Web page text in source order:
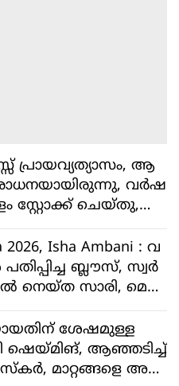
പ്രായവ്യത്യാസം, ആ
വർഷ
സ്റ്റോക്ക് ചെയ്തു,
മിലിന്ദ്
പ്രണയത്തെ
ഗോസ്വാമി
2026, Isha Ambani : വ
ബ്ലൗസ്, സ്വർ
നെയ്ത സാരി, മെറ്റ്
അമ്പരപ്പിച്ച് ഇഷ
ശേഷമുള്ള
ആഞ്ഞടിച്ച്
മാറ്റങ്ങളെ അ